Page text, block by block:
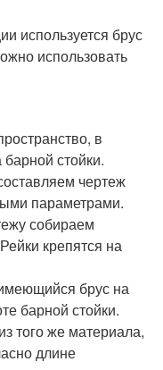
используется брус
использовать
в
стойки.
чертеж
параметрами.
собираем
крепятся на
брус на
барной стойки.
того же материала,
длине